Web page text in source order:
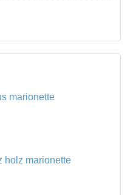
marionette
holz marionette